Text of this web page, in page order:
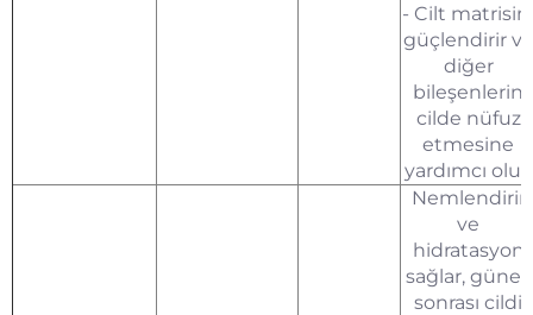
- Cilt matrisini
güçlendirir ve
diğer
bileşenlerin
cilde nüfuz
etmesine
yardımcı olur.
Nemlendirir
ve
hidratasyon
sağlar, güneş
sonrası cildi